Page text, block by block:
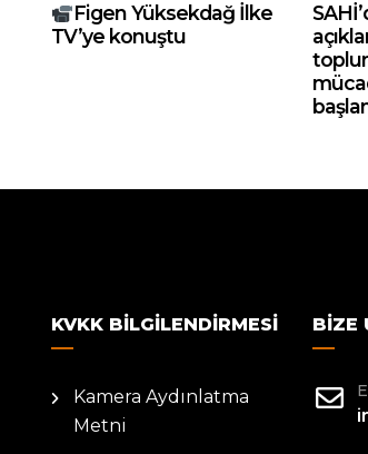
Figen Yüksekdağ İlke
TV’ye konuştu
KVKK BILGILENDIRMESI
Kamera Aydınlatma
Metni
BIZE